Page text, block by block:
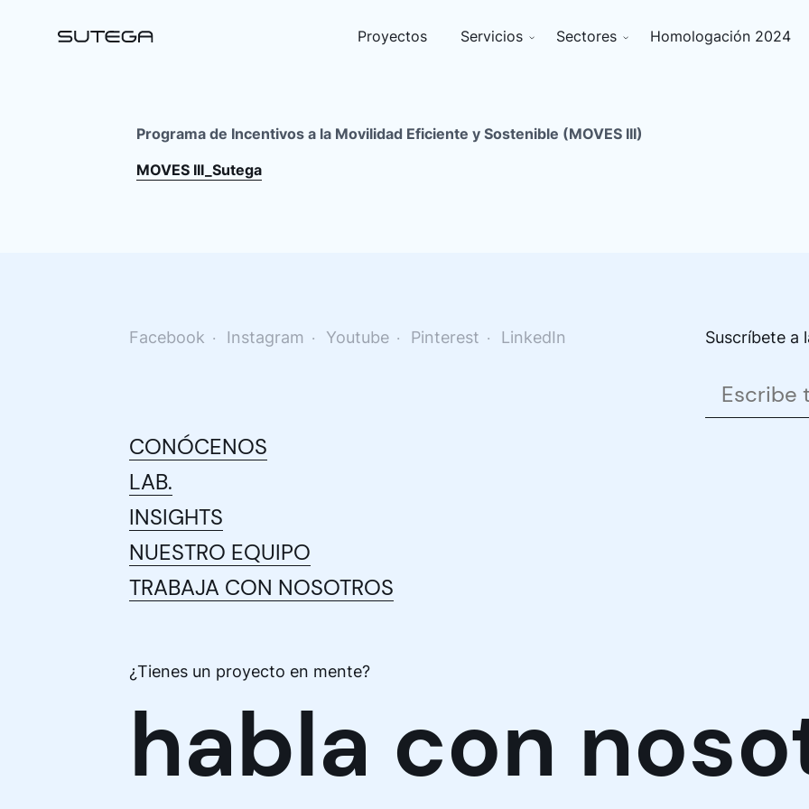
Proyectos Servicios Sectores Homologación 2024
Programa de Incentivos a la Movilidad Eficiente y Sostenible (MOVES III)
MOVES III_Sutega
Facebook Instagram Youtube Pinterest LinkedIn Suscríbete a
CONÓCENOS
LAB.
INSIGHTS
NUESTRO EQUIPO
TRABAJA CON NOSOTROS
¿Tienes un proyecto en mente?
habla con